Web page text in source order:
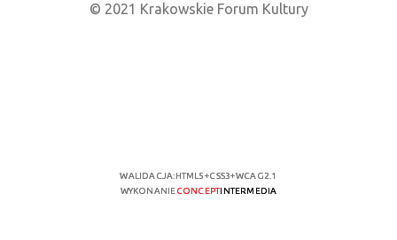
© 2021 Krakowskie Forum Kultury
WALIDACJA: HTML5+CSS3+WCAG 2.1
WYKONANIECONCEPTINTERMEDIA